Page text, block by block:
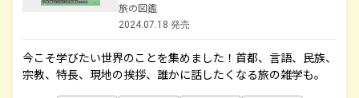
旅の図鑑
2024.07.18 発売
今こそ学びたい世界のことを集めました！首都、言語、民族、
宗教、特長、現地の挨拶、誰かに話したくなる旅の雑学も。